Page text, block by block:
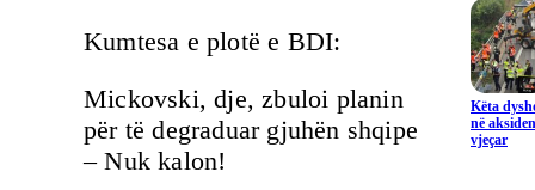
Kumtesa e plotë e BDI:
Mickovski, dje, zbuloi planin
për të degraduar gjuhën shqipe
– Nuk kalon!
Këta
në
vjeçar